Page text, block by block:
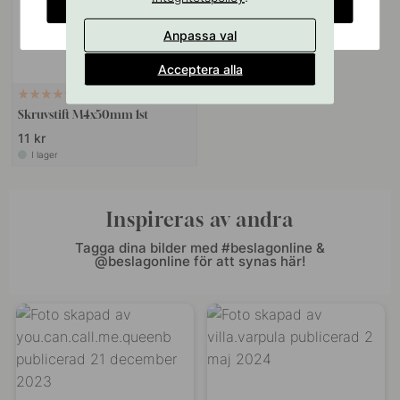
Skruvstift M4x50mm 1st
11 kr
I lager
Inspireras av andra
Tagga dina bilder med #beslagonline &
@beslagonline för att synas här!
Anpassa val
Acceptera alla
CHANGE COUNTRY